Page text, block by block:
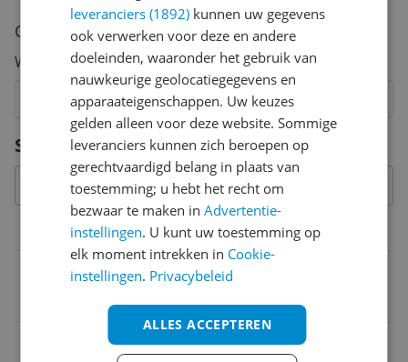
Specificaties
Overige kenmerken
Aantal consumenteneenheden (CE)
Verpakking lengte
Cijfer
Welk cijfer geef jij dit product?
7
5
4
3
2
Vraag 1 van 4
leveranciers (1892) kunnen uw gegevens
ook verwerken voor deze en andere
doeleinden, waaronder het gebruik van
nauwkeurige geolocatiegegevens en
apparaateigenschappen. Uw keuzes
gelden alleen voor deze website. Sommige
leveranciers kunnen zich beroepen op
gerechtvaardigd belang in plaats van
toestemming; u hebt het recht om
bezwaar te maken inAdvertentie-
instellingen. U kunt uw toestemming op
elk moment intrekken in Cookie-
instellingen. Privacybeleid
ALLES ACCEPTEREN